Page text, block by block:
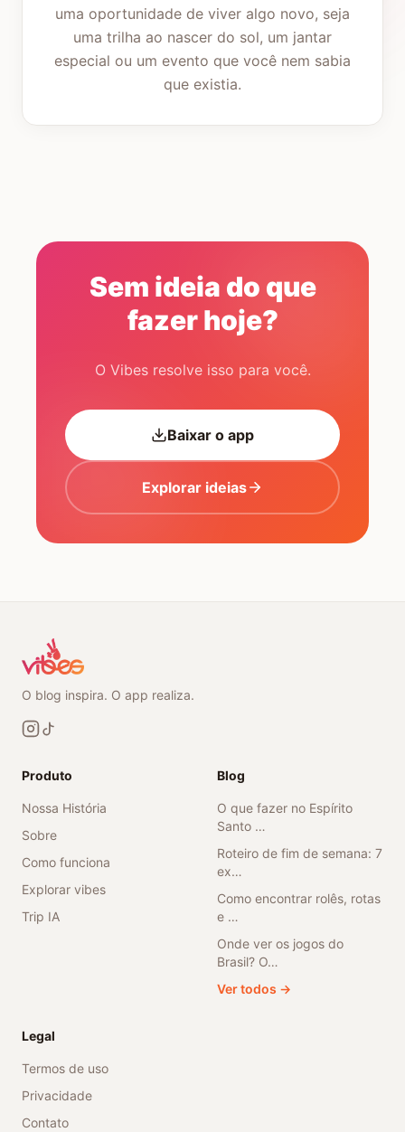
uma oportunidade de viver algo novo, seja
uma trilha ao nascer do sol, um jantar
especial ou um evento que você nem sabia
que existia.
Sem ideia do que
fazer hoje?
O Vibes resolve isso para você.
Baixar o app
Explorar ideias
O blog inspira. O app realiza.
Produto
Nossa História
Sobre
Como funciona
Explorar vibes
Trip IA
Blog
O que fazer no Espírito
Santo …
Roteiro de fim de semana: 7
ex…
Como encontrar rolês, rotas
e …
Onde ver os jogos do
Brasil? O…
Ver todos →
Legal
Termos de uso
Privacidade
Contato